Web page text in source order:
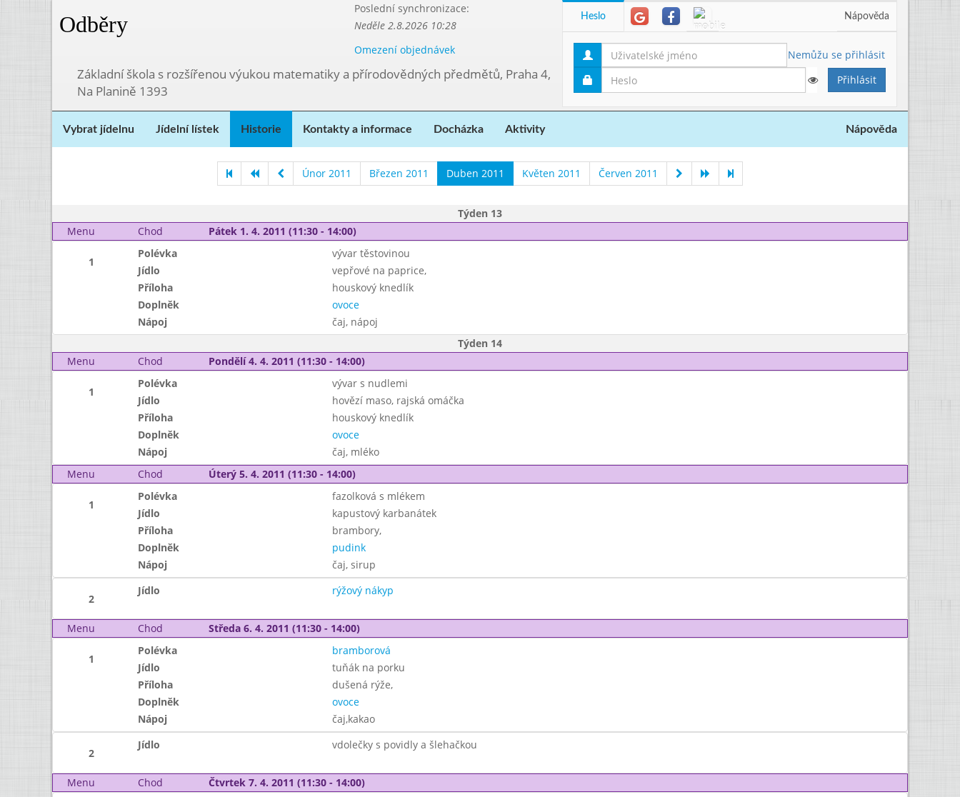
Odběry
Poslední synchronizace:
Neděle 2.8.2026 10:28
Omezení objednávek
Základní škola s rozšířenou výukou matematiky a přírodovědných předmětů, Praha 4,
Na Planině 1393
Heslo Nápověda
Nemůžu se přihlásit
Vybrat jídelnu Jídelní lístek Historie Kontakty a informace Docházka Aktivity Nápověda
Únor 2011 Březen 2011 Duben 2011 Květen 2011 Červen 2011
Týden 13
Menu
Chod Pátek 1. 4. 2011 (11:30 - 14:00)
1
Polévka
vývar těstovinou
Jídlo
vepřové na paprice,
Příloha
houskový knedlík
Doplněk
ovoce
Nápoj
čaj, nápoj
Týden 14
Menu
Chod Pondělí 4. 4. 2011 (11:30 - 14:00)
1
Polévka
vývar s nudlemi
Jídlo
hovězí maso, rajská omáčka
Příloha
houskový knedlík
Doplněk
ovoce
Nápoj
čaj, mléko
Menu
Chod Úterý 5. 4. 2011 (11:30 - 14:00)
1
Polévka
fazolková s mlékem
Jídlo
kapustový karbanátek
Příloha
brambory,
Doplněk
pudink
Nápoj
čaj, sirup
2
Jídlo rýžový nákyp
Menu Chod Středa 6. 4. 2011 (11:30 - 14:00)
1
Polévka
bramborová
Jídlo
tuňák na porku
Příloha
dušená rýže,
Doplněk
ovoce
Nápoj
čaj,kakao
2
Jídlo vdolečky s povidly a šlehačkou
Menu Chod Čtvrtek 7. 4. 2011 (11:30 - 14:00)